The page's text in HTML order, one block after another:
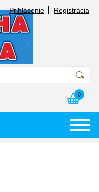
Prihlásenie Registrácia
0